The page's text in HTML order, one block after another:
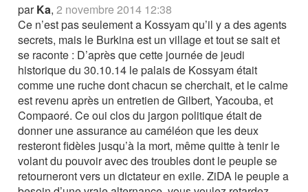
parKa,2 novembre 2014 12:38
Ce n’est pas seulement a Kossyam qu’il y a des agents
secrets, mais le Burkina est un village et tout se sait et
se raconte : D’après que cette journée de jeudi
historique du 30.10.14 le palais de Kossyam était
comme une ruche dont chacun se cherchait, et le calme
est revenu après un entretien de Gilbert, Yacouba, et
Compaoré. Ce oui clos du jargon politique était de
donner une assurance au caméléon que les deux
resteront fidèles jusqu’à la mort, même quitte à tenir le
volant du pouvoir avec des troubles dont le peuple se
retourneront vers un dictateur en exile. ZiDA le peuple a